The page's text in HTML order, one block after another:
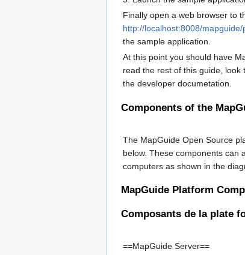
Finally open a web browser to
http://localhost:8008/
the sample application.
At this point you should have
read the rest of this guide,
the developer documetation.
Components of the
The MapGuide Open Source
below. These components can
computers as shown in the
MapGuide Platform
Composants de la plate
==MapGuide Server==